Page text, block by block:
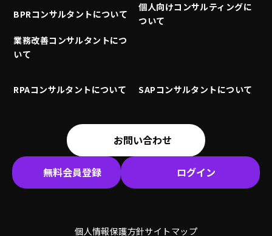
BPRコンサルタントについて
個人向けコンサルティングに
ついて
業務改善コンサルタントにつ
いて
RPAコンサルタントについて SAPコンサルタントについて
お問い合わせ
無料会員登録 ログイン
個人情報保護方針サイトマップ